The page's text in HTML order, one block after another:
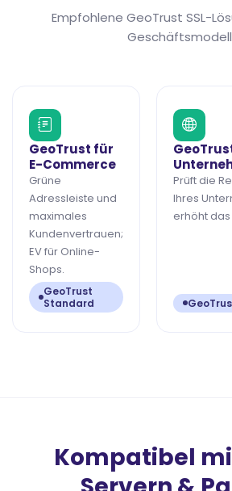
Empfohlene GeoTrust SSL-
GeoTrust für
E-Commerce
Grüne
Adressleiste und
maximales
Kundenvertrauen;
EV für Online-
Shops.
GeoTrust
Standard
Prüft die
Ihres
erhöht
Kompatibel